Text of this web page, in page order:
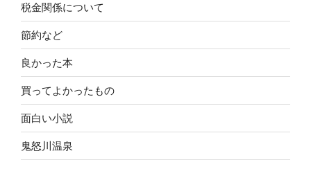
税金関係について
節約など
良かった本
買ってよかったもの
面白い小説
鬼怒川温泉